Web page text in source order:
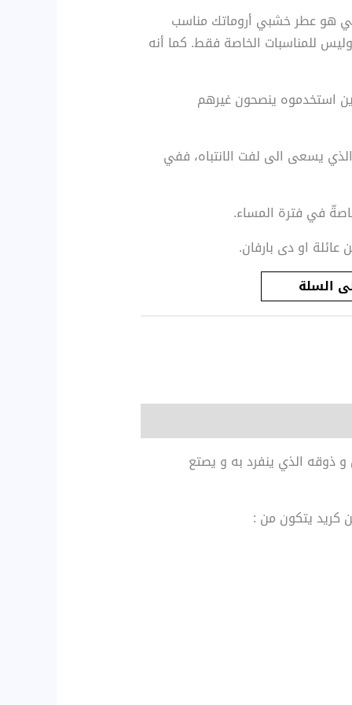
هو عطر خشبي أروماتك مناسب
للمناسبات الخاصة فقط. كما أنه
الذين استخدموه ينصحون غيرهم
يسعى الى لفت الانتباه، ففي
في فترة المساء.
او دى بارفان.
السلة
و ذوقه الذي ينفرد به و يصتع